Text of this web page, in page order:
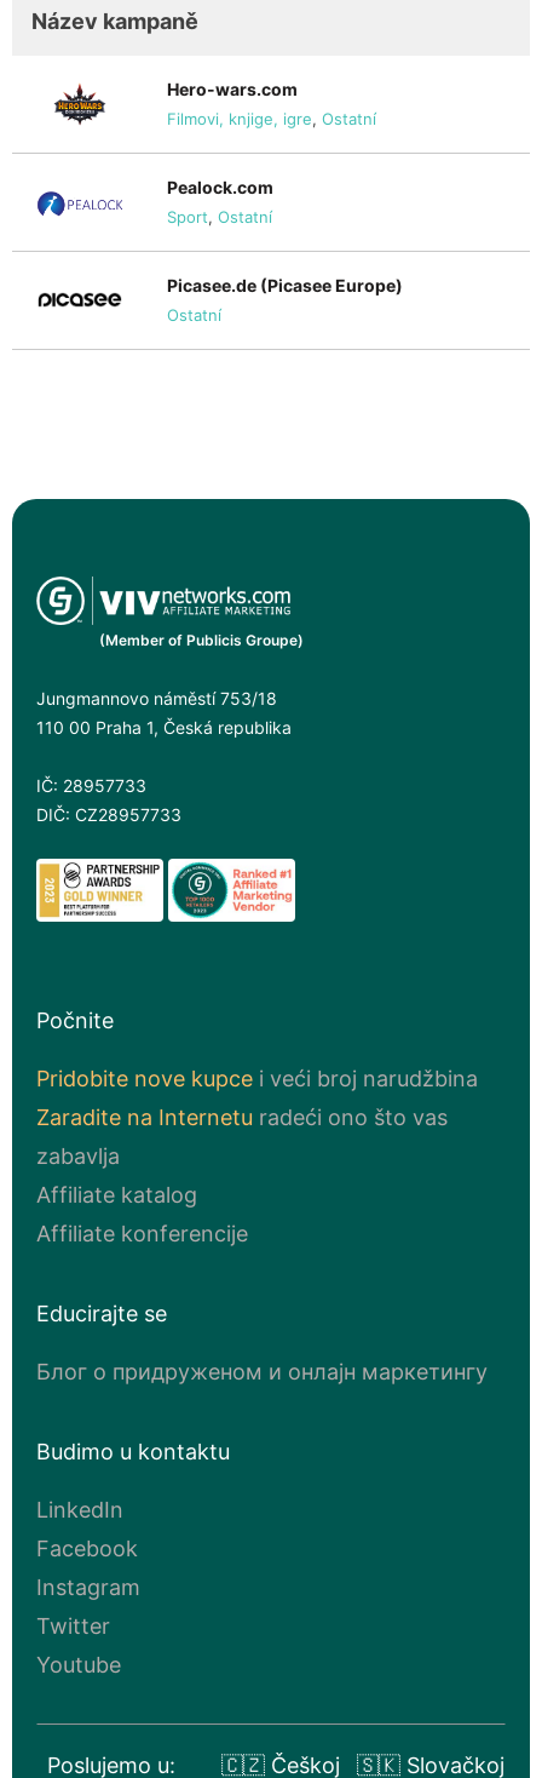
Název kampaně
Hero-wars.com
Filmovi, knjige, igre, Ostatní
Pealock.com
Sport, Ostatní
Picasee.de (Picasee Europe)
Ostatní
(Member of Publicis Groupe)
Jungmannovo náměstí 753/18
110 00 Praha 1, Česká republika
IČ: 28957733
DIČ: CZ28957733
Počnite
Pridobite nove kupce i veći broj narudžbina
Zaradite na Internetu radeći ono što vas
zabavlja
Affiliate katalog
Affiliate konferencije
Educirajte se
Блог о придруженом и онлајн маркетингу
Budimo u kontaktu
LinkedIn
Facebook
Instagram
Twitter
Youtube
Poslujemo u: 🇨🇿 Češkoj 🇸🇰 Slovačkoj